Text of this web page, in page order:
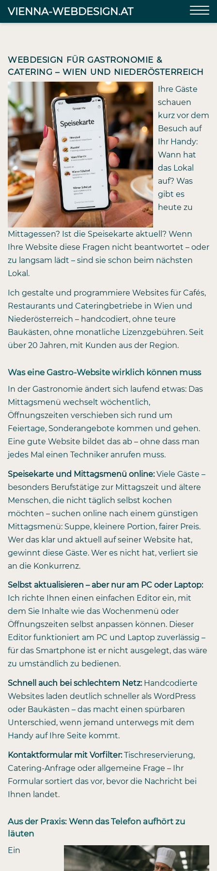
VIENNA-WEBDESIGN.AT
WEBDESIGN FÜR GASTRONOMIE &
CATERING – WIEN UND NIEDERÖSTERREICH
Ihre Gäste
schauen
kurz vor dem
Besuch auf
Ihr Handy:
Wann hat
das Lokal
auf? Was
gibt es
heute zu
Mittagessen? Ist die Speisekarte aktuell? Wenn
Ihre Website diese Fragen nicht beantwortet – oder
zu langsam lädt – sind sie schon beim nächsten
Lokal.
Ich gestalte und programmiere Websites für Cafés,
Restaurants und Cateringbetriebe in Wien und
Niederösterreich – handcodiert, ohne teure
Baukästen, ohne monatliche Lizenzgebühren. Seit
über 20 Jahren, mit Kunden aus der Region.
Was eine Gastro-Website wirklich können muss
In der Gastronomie ändert sich laufend etwas: Das
Mittagsmenü wechselt wöchentlich,
Öffnungszeiten verschieben sich rund um
Feiertage, Sonderangebote kommen und gehen.
Eine gute Website bildet das ab – ohne dass man
jedes Mal einen Techniker anrufen muss.
Speisekarte und Mittagsmenü online:Viele Gäste –
besonders Berufstätige zur Mittagszeit und ältere
Menschen, die nicht täglich selbst kochen
möchten – suchen online nach einem günstigen
Mittagsmenü: Suppe, kleinere Portion, fairer Preis.
Wer das klar und aktuell auf seiner Website hat,
gewinnt diese Gäste. Wer es nicht hat, verliert sie
an die Konkurrenz.
Selbst aktualisieren – aber nur am PC oder Laptop:
Ich richte Ihnen einen einfachen Editor ein, mit
dem Sie Inhalte wie das Wochenmenü oder
Öffnungszeiten selbst anpassen können. Dieser
Editor funktioniert am PC und Laptop zuverlässig –
für das Smartphone ist er nicht ausgelegt, das wäre
zu umständlich zu bedienen.
Schnell auch bei schlechtem Netz:Handcodierte
Websites laden deutlich schneller als WordPress
oder Baukästen – das macht einen spürbaren
Unterschied, wenn jemand unterwegs mit dem
Handy auf Ihre Seite kommt.
Kontaktformular mit Vorfilter:Tischreservierung,
Catering-Anfrage oder allgemeine Frage – Ihr
Formular sortiert das vor, bevor die Nachricht bei
Ihnen landet.
Aus der Praxis: Wenn das Telefon aufhört zu
läuten
Ein